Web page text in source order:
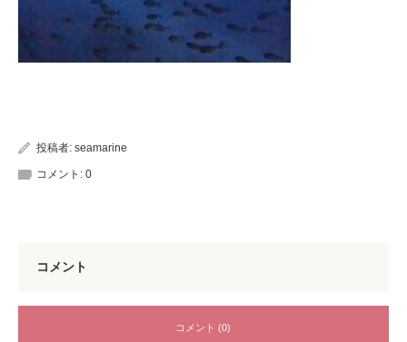
投稿者: seamarine
コメント: 0
コメント
コメント (0)